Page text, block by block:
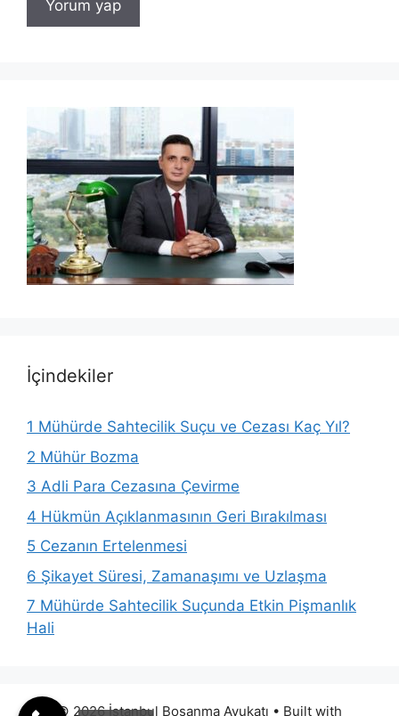
İçindekiler
1 Mühürde Sahtecilik Suçu ve Cezası Kaç Yıl?
2 Mühür Bozma
3 Adli Para Cezasına Çevirme
4 Hükmün Açıklanmasının Geri Bırakılması
5 Cezanın Ertelenmesi
6 Şikayet Süresi, Zamanaşımı ve Uzlaşma
7 Mühürde Sahtecilik Suçunda Etkin Pişmanlık
Hali
© 2026 İstanbul Boşanma Avukatı • Built with